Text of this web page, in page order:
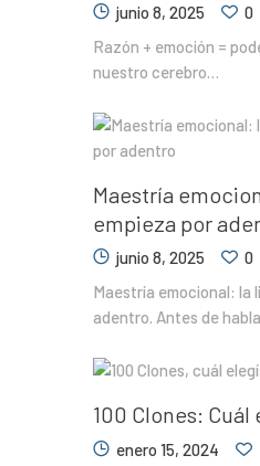
junio 8, 2025
0
Razón + emoción =
nuestro cerebro…
Maestría
empieza por
junio 8, 2025
0
Maestría emocional: la
adentro. Antes de
100 Clones: Cuál
enero 15, 2024